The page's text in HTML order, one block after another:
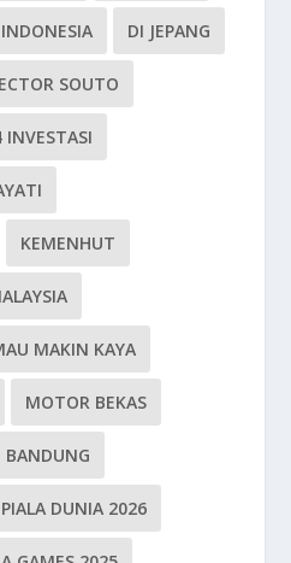
DI JEPANG
SOUTO
INVESTASI
KEMENHUT
MAKIN KAYA
MOTOR BEKAS
BANDUNG
PIALA DUNIA 2026